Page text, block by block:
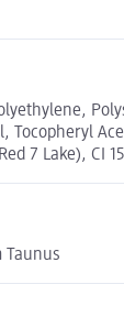
Tocopheryl
7 Lake), CI
Taunus